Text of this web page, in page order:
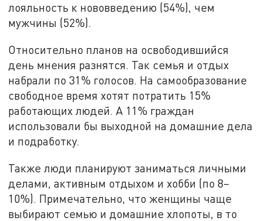
лояльность к нововведению (54%), чем
мужчины (52%).
Относительно планов на освободившийся
день мнения разнятся. Так семья и отдых
набрали по 31% голосов. На самообразование
свободное время хотят потратить 15%
работающих людей. А 11% граждан
использовали бы выходной на домашние дела
и подработку.
Также люди планируют заниматься личными
делами, активным отдыхом и хобби (по 8–
10%). Примечательно, что женщины чаще
выбирают семью и домашние хлопоты, в то